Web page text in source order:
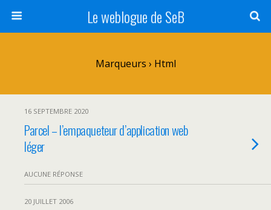
Le weblogue de SeB
Marqueurs › Html
16 SEPTEMBRE 2020
Parcel – l’empaqueteur d’application web
léger
AUCUNE RÉPONSE
20 JUILLET 2006